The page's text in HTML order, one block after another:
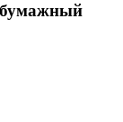
бумажный